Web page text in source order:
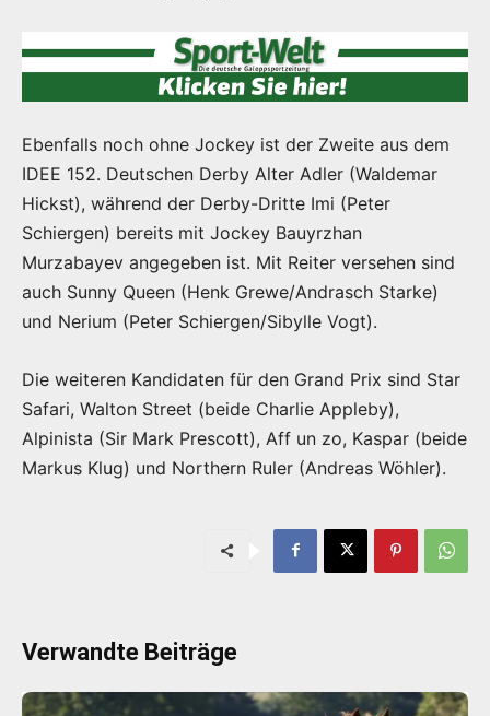
Ebenfalls noch ohne Jockey ist der Zweite aus dem
IDEE 152. Deutschen Derby Alter Adler (Waldemar
Hickst), während der Derby-Dritte Imi (Peter
Schiergen) bereits mit Jockey Bauyrzhan
Murzabayev angegeben ist. Mit Reiter versehen sind
auch Sunny Queen (Henk Grewe/Andrasch Starke)
und Nerium (Peter Schiergen/Sibylle Vogt).
Die weiteren Kandidaten für den Grand Prix sind Star
Safari, Walton Street (beide Charlie Appleby),
Alpinista (Sir Mark Prescott), Aff un zo, Kaspar (beide
Markus Klug) und Northern Ruler (Andreas Wöhler).
Verwandte Beiträge